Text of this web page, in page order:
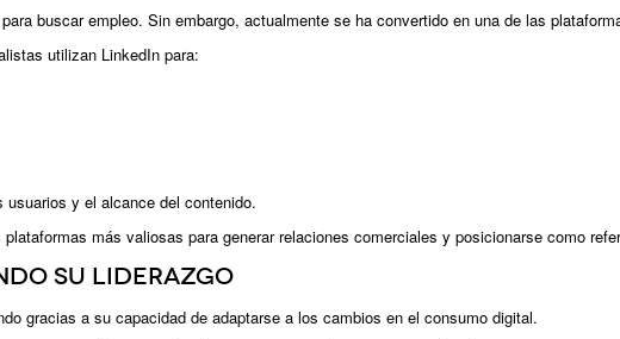
buscar empleo. Sin embargo, actualmente se ha convertido en una de las
utilizan LinkedIn para:
y el alcance del contenido.
más valiosas para generar relaciones comerciales y posicionarse como
su liderazgo
gracias a su capacidad de adaptarse a los cambios en el consumo digital.